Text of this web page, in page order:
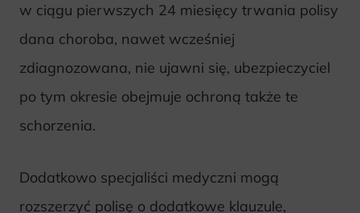
w ciągu pierwszych 24 miesięcy trwania polisy
dana choroba, nawet wcześniej
zdiagnozowana, nie ujawni się, ubezpieczyciel
po tym okresie obejmuje ochroną także te
schorzenia.
Dodatkowo specjaliści medyczni mogą
rozszerzyć polisę o dodatkowe klauzule,